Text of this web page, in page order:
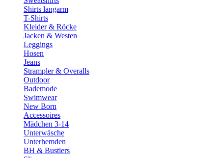
Shirts langarm
T-Shirts
Kleider & Röcke
Jacken & Westen
Leggings
Hosen
Jeans
Strampler & Overalls
Outdoor
Bademode
Swimwear
New Born
Accessoires
Mädchen 3-14
Unterwäsche
Unterhemden
BH & Bustiers